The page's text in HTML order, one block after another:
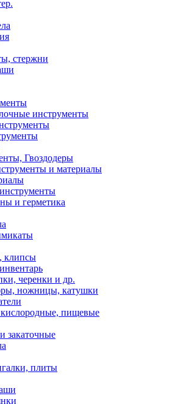
стержни
инструменты
Гвоздодеры
и материалы
и герметика
клипсы
черенки и др.
ножницы, катушки
пищевые
плиты